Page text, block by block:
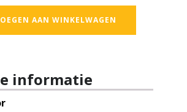
AAN WINKELWAGEN
informatie